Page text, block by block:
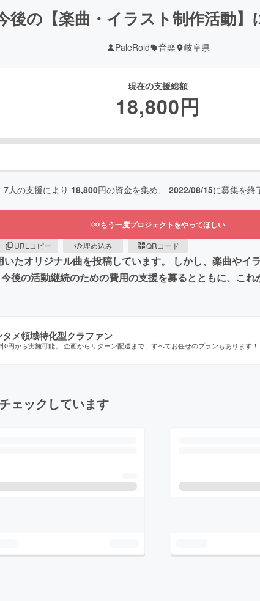
後の【楽曲・イラスト制作活動
PaleRoid 音楽 岐阜県
現在の支援総額
18,800円
7人の支援により 18,800円の資金を集め、 2022/08/15に募集を終
もう一度プロジェクトをやってほしい
URLコピー 埋め込み QRコード
たオリジナル曲を投稿しています。 しかし、楽曲やイ
後の活動継続のための費用の支援を募るとともに、これ
タメ領域特化型クラファン
0円から実施可能。 企画からリターン配送まで、すべてお任せのプランもあります！
ェックしています